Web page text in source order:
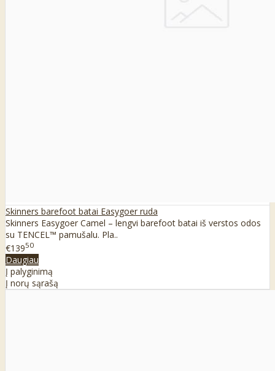
Skinners barefoot batai Easygoer ruda
Skinners Easygoer Camel – lengvi barefoot batai iš verstos odos
su TENCEL™ pamušalu. Pla..
€13950
Daugiau
Į palyginimą
Į norų sąrašą